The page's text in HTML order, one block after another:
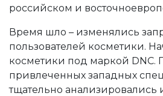
российском и
Время шло – изменялись
пользователей косметики.
косметики под маркой DNC.
привлеченных западных
тщательно анализировались